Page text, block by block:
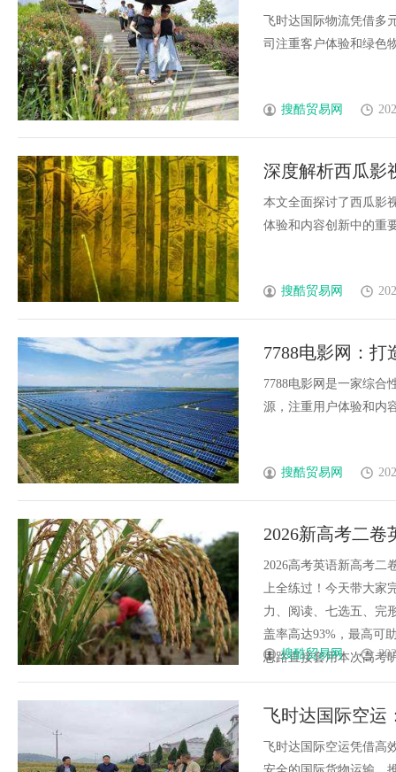
飞时达国际物流凭借多
司注重客户体验和绿色
搜酷贸易网
深度解析西瓜影
本文全面探讨了西瓜影
体验和内容创新中的重
搜酷贸易网
7788电影网：
7788电影网是一家综合
源，注重用户体验和内
搜酷贸易网
2026新高考二
考点全覆盖，稳
2026高考英语新高考二
上全练过！今天带大家
力、阅读、七选五、完
盖率高达93%，最高可
思路直接套用本次高考
搜酷贸易网
飞时达国际空运
飞时达国际空运凭借高